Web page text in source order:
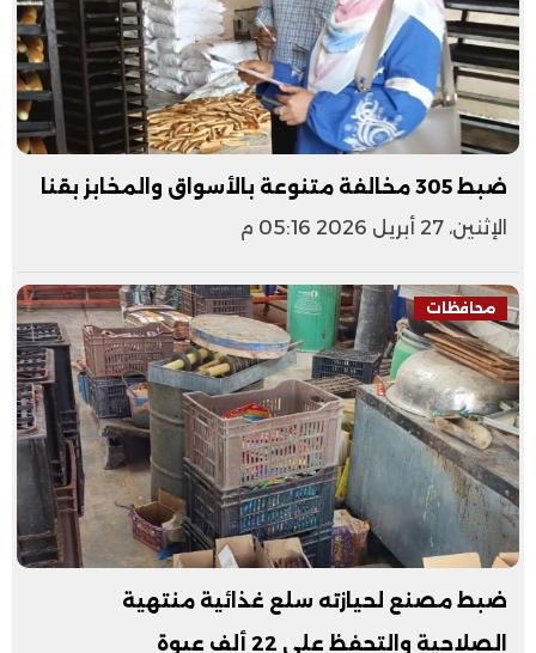
ضبط 305 مخالفة متنوعة بالأسواق والمخابز بقنا
الإثنين، 27 أبريل 2026 05:16 م
محافظات
ضبط مصنع لحيازته سلع غذائية منتهية
الصلاحية والتحفظ على 22 ألف عبوة